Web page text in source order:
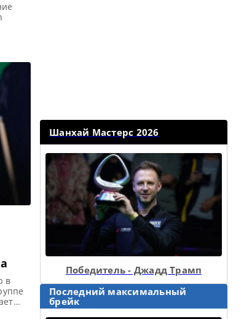
в
Шанхай Мастерс 2026
Победитель - Джадд Трамп
Последний максимальный
брейк